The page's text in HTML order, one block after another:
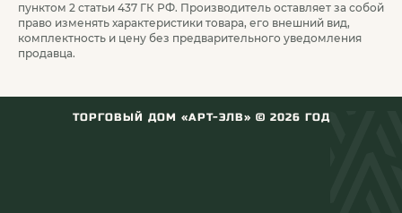
пунктом 2 статьи 437 ГК РФ. Производитель оставляет за собой
право изменять характеристики товара, его внешний вид,
комплектность и цену без предварительного уведомления
продавца.
ТОРГОВЫЙ ДОМ «АРТ-ЭЛВ» © 2026 ГОД